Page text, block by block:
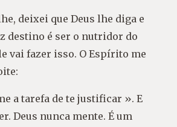
deixei que Deus lhe diga e
destino é ser o nutridor do
vai fazer isso. O Espírito me
a tarefa de te justificar ». E
Deus nunca mente. É um